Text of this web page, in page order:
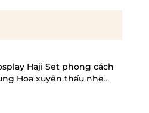
Haji Set phong cách
Hoa xuyên thấu nhẹ